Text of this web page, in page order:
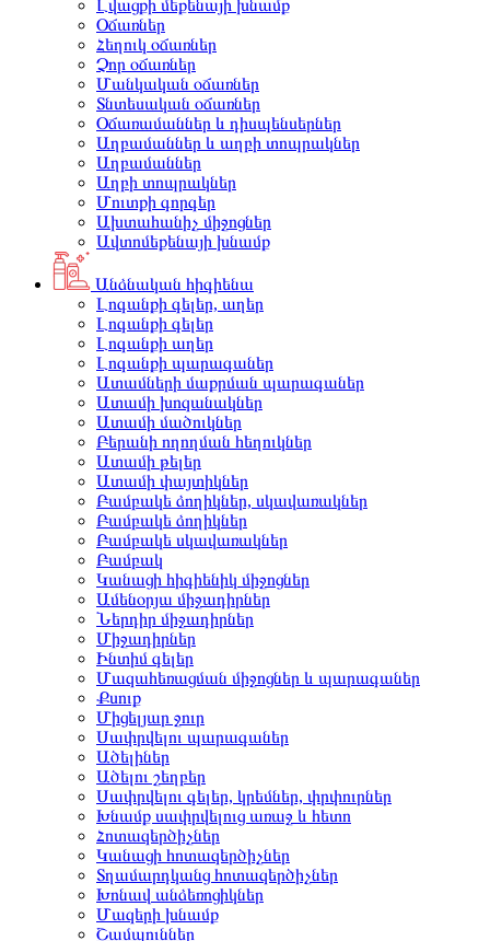
Լվացքի մեքենայի խնամք
Օճառներ
Հեղուկ օճառներ
Չոր օճառներ
Մանկական օճառներ
Տնտեսական օճառներ
Օճառամաններ և դիսպենսերներ
Աղբամաններ և աղբի տոպրակներ
Աղբամաններ
Աղբի տոպրակներ
Մուտքի գորգեր
Ախտահանիչ միջոցներ
Ավտոմեքենայի խնամք
Անձնական հիգիենա
Լոգանքի գելեր, աղեր
Լոգանքի գելեր
Լոգանքի աղեր
Լոգանքի պարագաներ
Ատամների մաքրման պարագաներ
Ատամի խոզանակներ
Ատամի մածուկներ
Բերանի ողողման հեղուկներ
Ատամի թելեր
Ատամի փայտիկներ
Բամբակե ձողիկներ, սկավառակներ
Բամբակե ձողիկներ
Բամբակե սկավառակներ
Բամբակ
Կանացի հիգիենիկ միջոցներ
Ամենօրյա միջադիրներ
Ներդիր միջադիրներ
Միջադիրներ
Ինտիմ գելեր
Մազահեռացման միջոցներ և պարագաներ
Քսուք
Միցելյար ջուր
Սափրվելու պարագաներ
Ածելիներ
Ածելու շեղբեր
Սափրվելու գելեր, կրեմներ, փրփուրներ
Խնամք սափրվելուց առաջ և հետո
Հոտազերծիչներ
Կանացի հոտազերծիչներ
Տղամարդկանց հոտազերծիչներ
Խոնավ անձեռոցիկներ
Մազերի խնամք
Շամպուններ